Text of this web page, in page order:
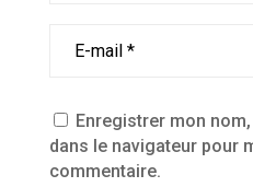
Enregistrer mon
dans le navigateur pour
commentaire.